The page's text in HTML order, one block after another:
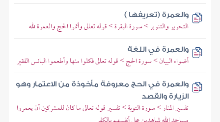
والعمرة (تعريفها )
التحرير والتنوير > سورة البقرة > قوله تعالى وأتموا الحج والعمرة لله
والعمرة في اللغة
أضواء البيان > سورة الحج > قوله تعالى فكلوا منها وأطعموا البائس الفقير
والعمرة في الحج معروفة مأخوذة من الاعتمار وهو
الزيارة والقصد
تفسير المنار > سورة التوبة > تفسير قوله تعالى ما كان للمشركين أن يعمروا